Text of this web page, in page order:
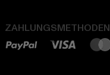
ZAHLUNGSMETHODEN